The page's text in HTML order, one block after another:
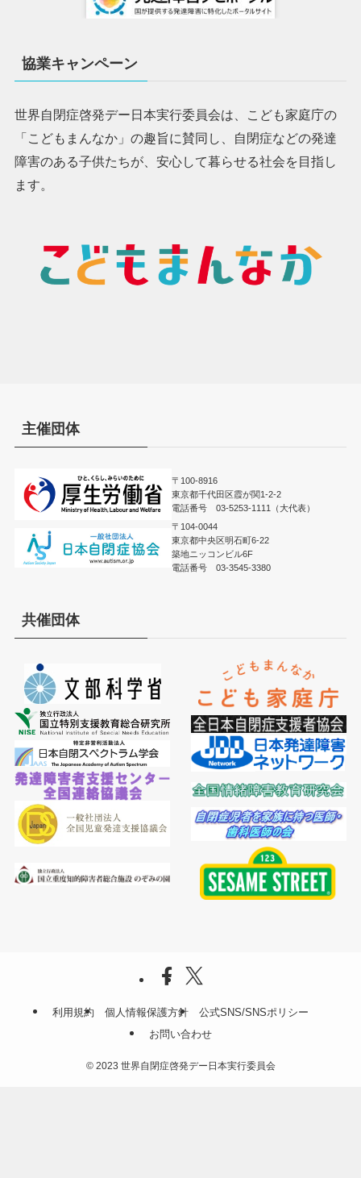
協業キャンペーン
世界自閉症啓発デー日本実行委員会は、こども家庭庁の
「こどもまんなか」の趣旨に賛同し、自閉症などの発達
障害のある子供たちが、安心して暮らせる社会を目指し
ます。
主催団体
〒100-8916
東京都千代田区霞が関1-2-2
電話番号 03-5253-1111（大代表）
〒104-0044
東京都中央区明石町6-22
築地ニッコンビル6F
電話番号 03-3545-3380
共催団体
利用規約 個人情報保護方針
公式SNS/SNSポリシー
お問い合わせ
©2023 世界自閉症啓発デー日本実行委員会